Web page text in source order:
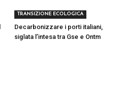
TRANSIZIONE ECOLOGICA
Decarbonizzare i porti italiani,
siglata l’intesa tra Gse e Ontm